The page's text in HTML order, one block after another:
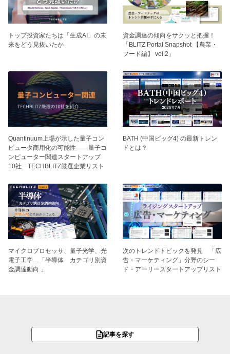
トップ投資家たちは「生成AI」の未
来をどう見抜いたか
資⾦調達の傾向をサクッと把握！
「BLITZ Portal Snapshot 【農業・
フード編】 vol.2」
Quantinuum上場が示した量子コン
ピュータ商用化の可能性——量子コ
ンピューター関連スタートアップ
10社 TECHBLITZ厳選企業リスト
BATH (中国ビッグ4) の最新トレン
ドとは？
マイクロプロセッサ、量子光学、光
電子工学…「半導体 カテゴリ別資
金調達動向 」
次のトレンドトピックを発見 「広
告・マーケティング」分野のシー
ド・アーリースタートアップリスト
記事を探す